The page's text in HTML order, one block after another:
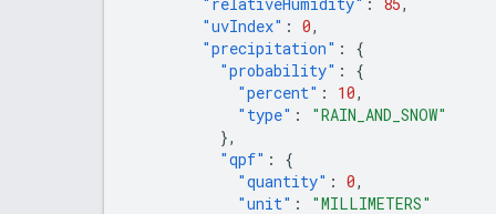
"uvIndex" : 0,
"precipitation" :
{
"probability" :
{
"percent" : 10,
"type" :
"RAIN_AND_SNOW"
},
"qpf" :
{
"quantity" : 0,
"unit" :
"MILLIMETERS"